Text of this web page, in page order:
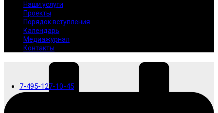
7-495-127-10-45
Наши услуги
Проекты
Порядок вступления
Календарь
Медиажурнал
Контакты